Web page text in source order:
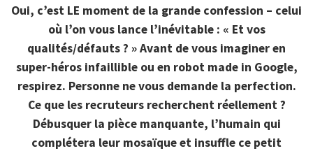
Oui, c’est LE moment de la grande confession – celui
où l’on vous lance l’inévitable : « Et vos
qualités/défauts ? » Avant de vous imaginer en
super-héros infaillible ou en robot made in Google,
respirez. Personne ne vous demande la perfection.
Ce que les recruteurs recherchent réellement ?
Débusquer la pièce manquante, l’humain qui
complétera leur mosaïque et insuffle ce petit